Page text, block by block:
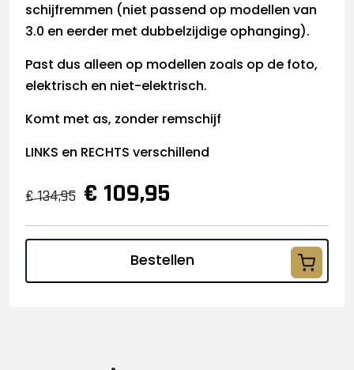
schijfremmen (niet passend op modellen van
3.0 en eerder met dubbelzijdige ophanging).
Past dus alleen op modellen zoals op de foto,
elektrisch en niet-elektrisch.
Komt met as, zonder remschijf
LINKS en RECHTS verschillend
€ 134,95 € 109,95
Bestellen